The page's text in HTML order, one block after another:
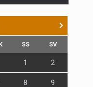
SS SV
1 2
8 9